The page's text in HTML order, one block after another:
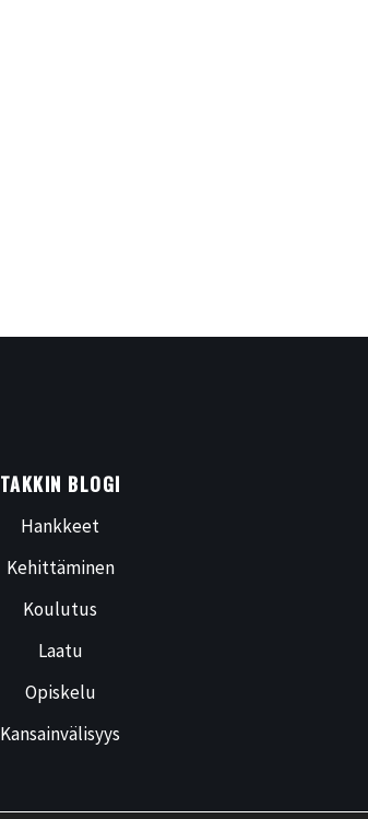
TAKKIN BLOGI
Hankkeet
Kehittäminen
Koulutus
Laatu
Opiskelu
Kansainvälisyys